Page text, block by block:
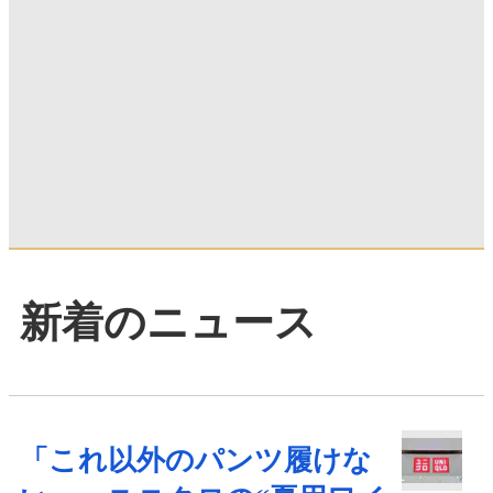
新着のニュース
「これ以外のパンツ履けな